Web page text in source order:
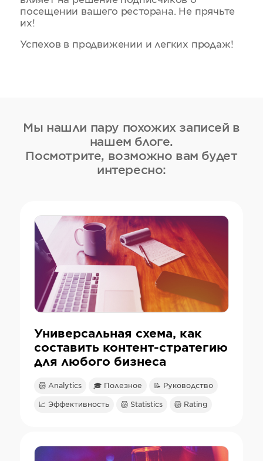
посещении вашего ресторана. Не прячьте
их!
Успехов в продвижении и легких продаж!
Мы нашли пару похожих записей в
нашем блоге.
Посмотрите, возможно вам будет
интересно:
Универсальная схема, как
составить контент-стратегию
для любого бизнеса
Analytics 🎓 Полезное 📝 Руководство
📈 Эффективность Statistics Rating